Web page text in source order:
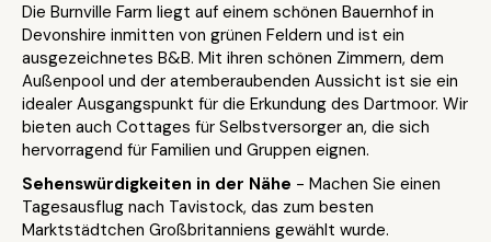
Die Burnville Farm liegt auf einem schönen Bauernhof in
Devonshire inmitten von grünen Feldern und ist ein
ausgezeichnetes B&B. Mit ihren schönen Zimmern, dem
Außenpool und der atemberaubenden Aussicht ist sie ein
idealer Ausgangspunkt für die Erkundung des Dartmoor. Wir
bieten auch Cottages für Selbstversorger an, die sich
hervorragend für Familien und Gruppen eignen.
Sehenswürdigkeiten in der Nähe - Machen Sie einen
Tagesausflug nach Tavistock, das zum besten
Marktstädtchen Großbritanniens gewählt wurde.